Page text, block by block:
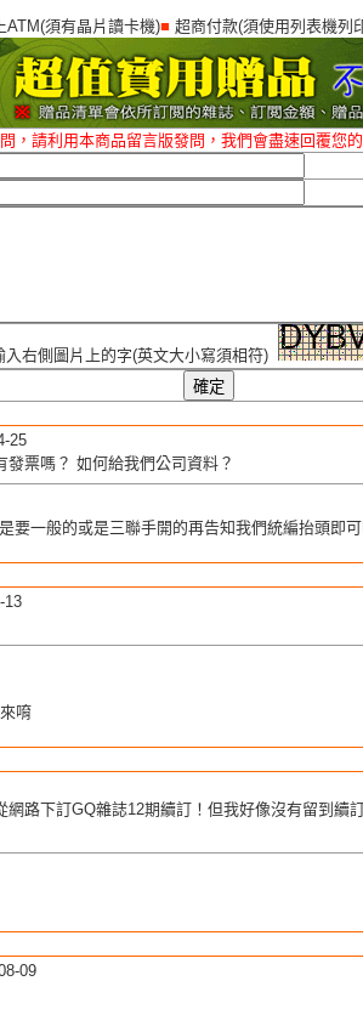
ATM(須有晶片讀卡機)■ 超商付款(須使用列表機列
，請利用本商品留言版發問，我們會盡速回覆您的
入右側圖片上的字(英文大小寫須相符)
25
票嗎？ 如何給我們公司資料？
要一般的或是三聯手開的再告知我們統編抬頭即
13
唷
網路下訂GQ雜誌12期續訂！但我好像沒有留到續
09